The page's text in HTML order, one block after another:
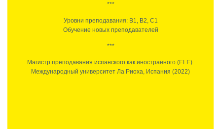
***
Уровни преподавания: В1, В2, С1
Обучение новых преподавателей
***
Магистр преподавания испанского как иностранного (ELE).
Международный университет Ла Риоха, Испания (2022)